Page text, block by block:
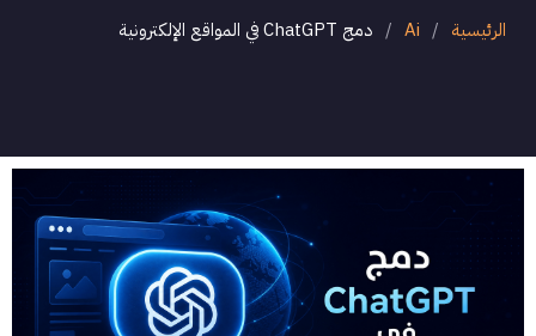
الرئيسية /
Ai
/ دمج ChatGPT في المواقع الإلكترونية